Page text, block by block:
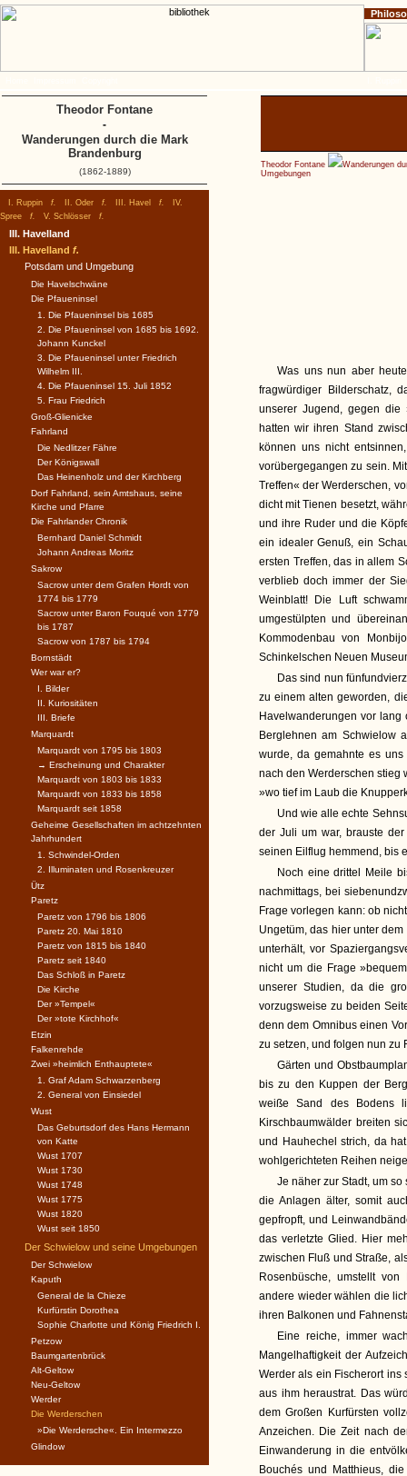
Theodor Fontane
Wanderungen
Umgebungen
Was uns nun aber
fragwürdiger Bilderschatz,
unserer Jugend, gegen die
hatten wir ihren Stand
können uns nicht
vorübergegangen zu sein.
Treffen« der Werderschen,
dicht mit Tienen besetzt,
und ihre Ruder und die
ein idealer Genuß, ein
ersten Treffen, das in allem
verblieb doch immer der
Weinblatt! Die Luft
umgestülpten und
Kommodenbau von
Schinkelschen Neuen
Das sind nun
zu einem alten geworden,
Havelwanderungen vor
Berglehnen am Schwielow
wurde, da gemahnte es
nach den Werderschen stieg
»wo tief im Laub die
Und wie alle echte
der Juli um war, brauste
seinen Eilflug hemmend, bis
Noch eine drittel Meile
nachmittags, bei
Frage vorlegen kann: ob
Ungetüm, das hier unter
unterhält, vor
nicht um die Frage
unserer Studien, da die
vorzugsweise zu beiden
denn dem Omnibus einen
zu setzen, und folgen nun zu
Gärten und
bis zu den Kuppen der
weiße Sand des Bodens
Kirschbaumwälder breiten
und Hauhechel strich, da
wohlgerichteten Reihen
Je näher zur Stadt, um
die Anlagen älter, somit
gepfropft, und
das verletzte Glied. Hier
zwischen Fluß und Straße,
Rosenbüsche, umstellt
andere wieder wählen die
ihren Balkonen und
Eine reiche, immer
Mangelhaftigkeit der
Werder als ein Fischerort ins
aus ihm heraustrat. Das
dem Großen Kurfürsten
Anzeichen. Die Zeit nach
Einwanderung in die
Bouchés und Matthieus,
I. Ruppin f. II. Oder f. III. Havel f.
IV.
Spree
f. V. Schlösser f.
III. Havelland
III. Havelland f.
Potsdam und Umgebung
Die Havelschwäne
Die Pfaueninsel
1. Die Pfaueninsel bis 1685
2. Die Pfaueninsel von 1685 bis 1692.
Johann Kunckel
3. Die Pfaueninsel unter Friedrich
Wilhelm III.
4. Die Pfaueninsel 15. Juli 1852
5. Frau Friedrich
Groß-Glienicke
Fahrland
Die Nedlitzer Fähre
Der Königswall
Das Heinenholz und der Kirchberg
Dorf Fahrland, sein Amtshaus, seine
Kirche und Pfarre
Die Fahrlander Chronik
Bernhard Daniel Schmidt
Johann Andreas Moritz
Sakrow
Sacrow unter dem Grafen Hordt von
1774 bis 1779
Sacrow unter Baron Fouqué von 1779
bis 1787
Sacrow von 1787 bis 1794
Bornstädt
Wer war er?
I. Bilder
II. Kuriositäten
III. Briefe
Marquardt
Marquardt von 1795 bis 1803
→ Erscheinung und Charakter
Marquardt von 1803 bis 1833
Marquardt von 1833 bis 1858
Marquardt seit 1858
Geheime Gesellschaften im achtzehnten
Jahrhundert
1. Schwindel-Orden
2. Illuminaten und Rosenkreuzer
Ütz
Paretz
Paretz von 1796 bis 1806
Paretz 20. Mai 1810
Paretz von 1815 bis 1840
Paretz seit 1840
Das Schloß in Paretz
Die Kirche
Der »Tempel«
Der »tote Kirchhof«
Etzin
Falkenrehde
Zwei »heimlich Enthauptete«
1. Graf Adam Schwarzenberg
2. General von Einsiedel
Wust
Das Geburtsdorf des Hans Hermann
von Katte
Wust 1707
Wust 1730
Wust 1748
Wust 1775
Wust 1820
Wust seit 1850
Der Schwielow und seine Umgebungen
Der Schwielow
Kaputh
General de la Chieze
Kurfürstin Dorothea
Sophie Charlotte und König Friedrich I.
Petzow
Baumgartenbrück
Alt-Geltow
Neu-Geltow
Werder
Die Werderschen
»Die Werdersche«. Ein Intermezzo
Glindow
Theodor Fontane
-
Wanderungen durch die Mark
Brandenburg
(1862-1889)